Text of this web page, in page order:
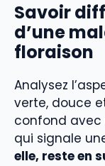
Savoir
d’une
floraison
Analysez
verte, douce
confond avec
qui signale
elle, reste en